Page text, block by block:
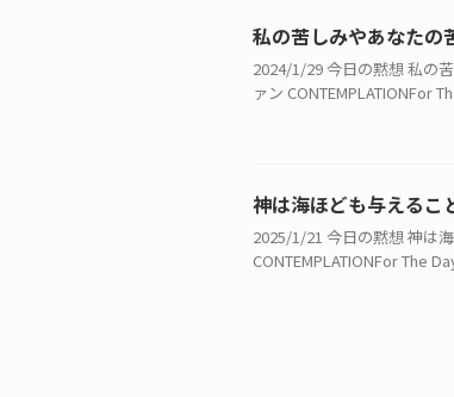
私の苦しみやあなたの
2024/1/29 今日の黙想 私の
ァン CONTEMPLATIONFor
神は海ほども与えるこ
2025/1/21 今日の黙想 神は
CONTEMPLATIONFor The